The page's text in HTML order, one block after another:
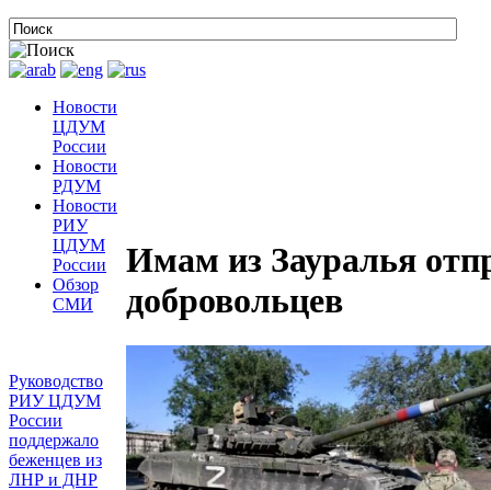
Новости
ЦДУМ
России
Новости
РДУМ
Новости
РИУ
ЦДУМ
России
Обзор
СМИ
Руководство
РИУ ЦДУМ
России
поддержало
беженцев из
ЛНР и ДНР
Имам из Зауралья
добровольцев